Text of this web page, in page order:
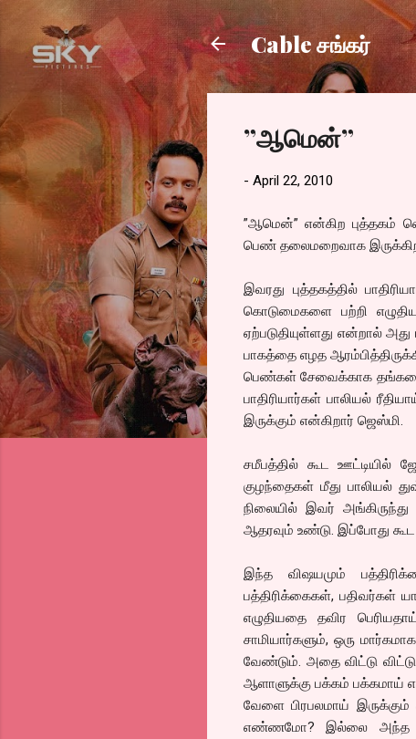
Cable சங்கர்
”ஆமென்”
- April 22, 2010
”ஆமென்” என்கிற புத்தகம்
பெண் தலைமறைவாக
இவரது புத்தகத்தில்
கொடுமைகளை பற்றி
ஏற்படுதியுள்ளது என்றால்
பாகத்தை எழத
பெண்கள் சேவைக்காக
பாதிரியார்கள் பாலியல்
இருக்கும் என்கிறார் ஜெஸ்மி.
சமீபத்தில் கூட ஊட்டியில்
குழந்தைகள் மீது பாலியல்
நிலையில் இவர் அங்கிருந்து
ஆதரவும் உண்டு. இப்போது கூட
இந்த விஷயமும்
பத்திரிக்கைகள், பதிவர்கள்
எழுதியதை தவிர
சாமியார்களும், ஒரு
வேண்டும். அதை விட்டு
ஆளாளுக்கு பக்கம் பக்கமாய்
வேளை பிரபலமாய்
எண்ணமோ? இல்லை அந்த